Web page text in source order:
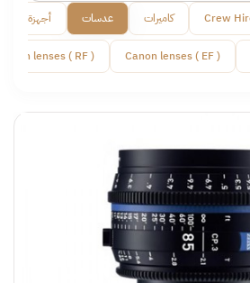
كاميرات عدسات أجهزة مانع
( Canon lenses ( EF
( Canon lenses ( RF